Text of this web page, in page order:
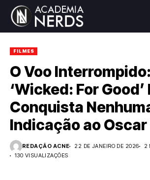
FILMES
O Voo Interrompido:
‘Wicked: For Good’
Conquista
Indicação ao
REDAÇÃO ACNE 22 DE JANEIRO DE 2026
2
130 VISUALIZAÇÕES